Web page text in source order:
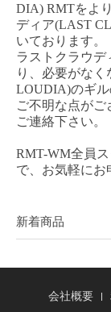
DIA) RMTをよ
ディア(LAST
いております。
ラストクラウデ
り、必要がなく
LOUDIA)のギ
ご不明な点がご
ご連絡下さい。
RMT-WM全員
で、お気軽にお
新着商品
会社概要